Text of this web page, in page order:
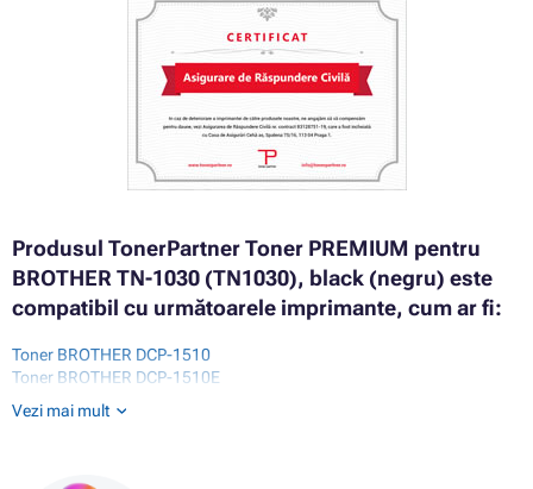
Produsul TonerPartner Toner PREMIUM pentru
BROTHER TN-1030 (TN1030), black (negru) este
compatibil cu următoarele imprimante, cum ar fi:
Toner BROTHER DCP-1510
Toner BROTHER DCP-1510E
Toner BROTHER DCP-1512E
Toner BROTHER DCP-1610
Vezi mai mult